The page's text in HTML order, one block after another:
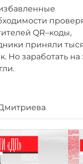
QR–коды,
приняли
Но заработать на